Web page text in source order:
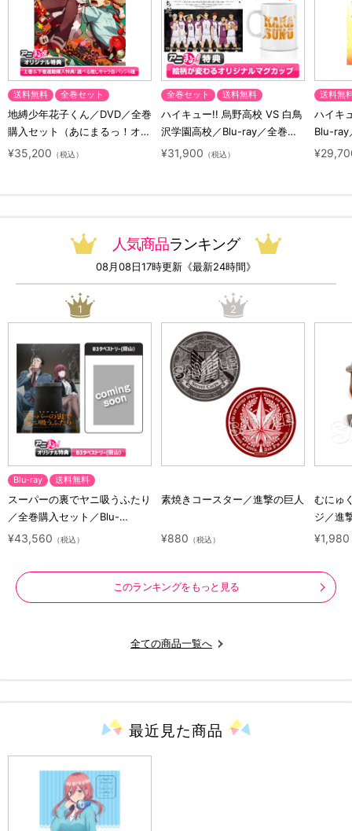
送料無料 全巻セット
地縛少年花子くん／DVD／全巻
購入セット（あにまるっ！オリ
ジナル特典付き・送料無料）
¥35,200 （税込）
全巻セット 送料無料
ハイキュー!! 烏野高校 VS 白鳥
沢学園高校／Blu-ray／全巻セ
ット（初回生産限定・アニまる
¥31,900 （税込）
送料無
ハイキ
Blu-ray
ト（初
人気商品ランキング
08月08日17時更新《最新24時間》
1
Blu-ray 送料無料
スーパーの裏でヤニ吸うふたり
／全巻購入セット／Blu-
ray（アニまるっ！オリジナル
¥43,560 （税込）
2
素焼きコースター／進撃の巨人
¥880 （税込）
むにゅ
ジ／進
ラクタ
¥1,980
このランキングをもっと見る
全ての商品一覧へ
最近見た商品